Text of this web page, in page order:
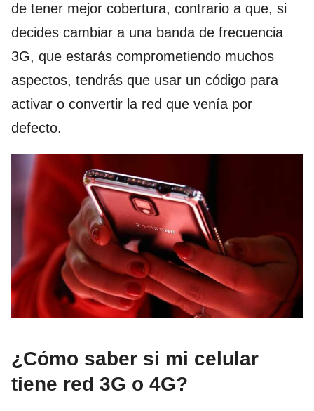
de tener mejor cobertura, contrario a que, si
decides cambiar a una banda de frecuencia
3G, que estarás comprometiendo muchos
aspectos, tendrás que usar un código para
activar o convertir la red que venía por
defecto.
¿Cómo saber si mi celular
tiene red 3G o 4G?